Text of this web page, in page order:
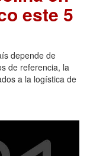
este 5
depende de
de referencia, la
a la logística de